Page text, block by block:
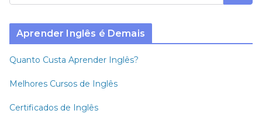
Aprender Inglês é Demais
Quanto Custa Aprender Inglês?
Melhores Cursos de Inglês
Certificados de Inglês